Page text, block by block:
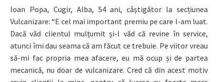
Ioan Popa, Cugir, Alba, 54 ani, câștigător la secțiunea
Vulcanizare: “E cel mai important premiu pe care l-am luat.
Dacă văd clientul mulțumit și-l văd că revine în service,
atunci îmi dau seama că am făcut ce trebuie. Pe viitor vreau
să-mi fac propria mea afacere, eu mă ocup și de partea
mecanică, nu doar de vulcanizare. Cred că din acest motiv